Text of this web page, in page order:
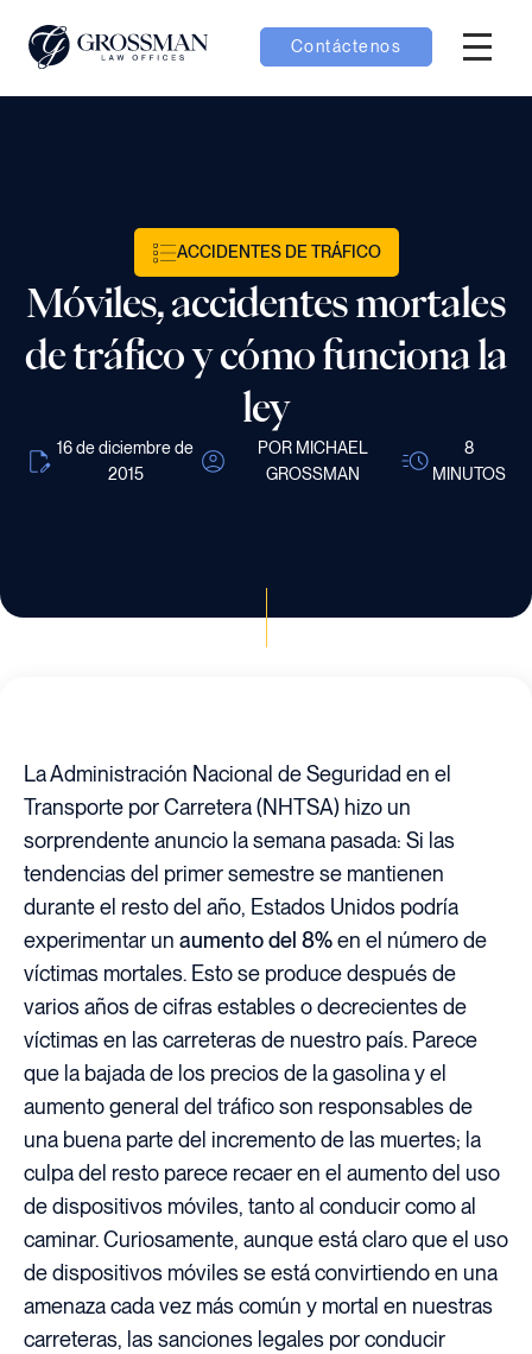
Contáctenos
Menú
Resultados
Aprender
ACCIDENTES DE TRÁFICO
Móviles, accidentes mortales
de tráfico y cómo funciona la
ley
16 de diciembre de
2015
POR MICHAEL
GROSSMAN
8
MINUTOS
La Administración Nacional de Seguridad en el
Transporte por Carretera (NHTSA) hizo un
sorprendente anuncio la semana pasada: Si las
tendencias del primer semestre se mantienen
durante el resto del año, Estados Unidos podría
experimentar un aumento del 8%en el número de
víctimas mortales. Esto se produce después de
varios años de cifras estables o decrecientes de
víctimas en las carreteras de nuestro país. Parece
que la bajada de los precios de la gasolina y el
aumento general del tráfico son responsables de
una buena parte del incremento de las muertes; la
culpa del resto parece recaer en el aumento del uso
de dispositivos móviles, tanto al conducir como al
caminar. Curiosamente, aunque está claro que el uso
de dispositivos móviles se está convirtiendo en una
amenaza cada vez más común y mortal en nuestras
carreteras, las sanciones legales por conducir